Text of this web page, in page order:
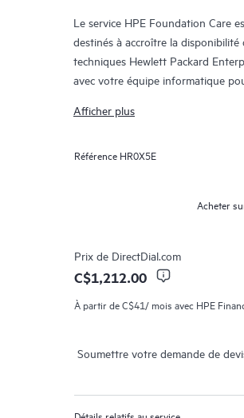
Le service HPE Foundation Care
destinés à accroître la
techniques Hewlett Packard
avec votre équipe informatique
support à distance, ainsi que la
peut également inclure le
incidents liés à certains logiciels
Contactez HPE pour en savoir
votre couverture matérielle. Pour
Care, HPE fournit une prise en
correctifs des logiciels.
Afficher plus
Référence HR0X5E
Acheter
Prix de DirectDial.com
C$1,212.00
À partir deC$41/ mois avec HPE
Soumettre votre demande de